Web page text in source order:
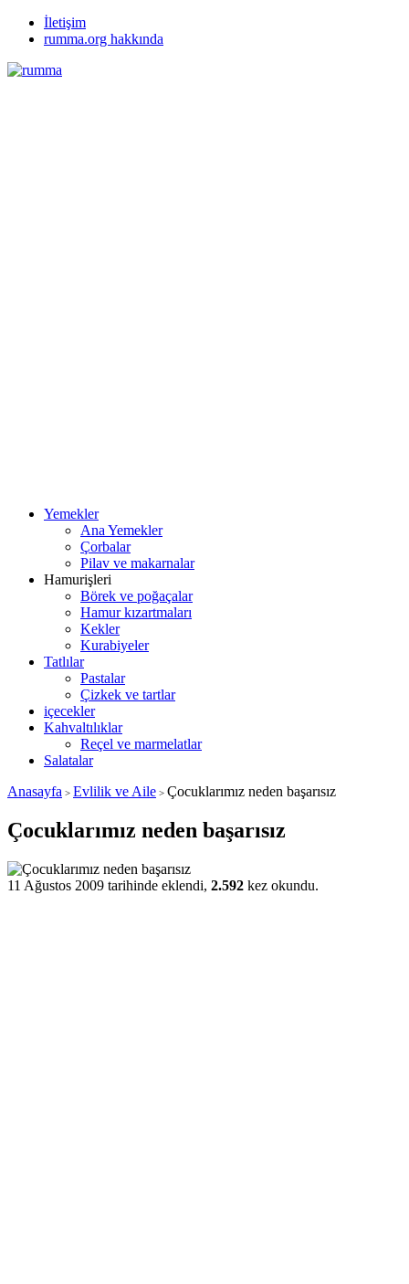
İletişim
rumma.org hakkında
Yemekler
Ana Yemekler
Çorbalar
Pilav ve makarnalar
Hamurişleri
Börek ve poğaçalar
Hamur kızartmaları
Kekler
Kurabiyeler
Tatlılar
Pastalar
Çizkek ve tartlar
içecekler
Kahvaltılıklar
Reçel ve marmelatlar
Salatalar
Anasayfa > Evlilik ve Aile > Çocuklarımız neden başarısız
Çocuklarımız neden başarısız
11 Ağustos 2009 tarihinde eklendi, 2.592 kez okundu.